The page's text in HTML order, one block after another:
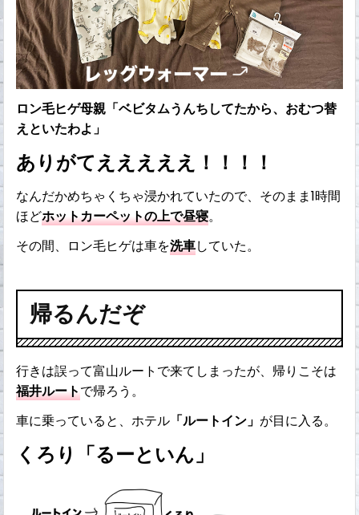
ロン毛ヒゲ母親「ベビタムうんちしてたから、おむつ替
えといたわよ」
ありがてえええええ！！！！
なんだかめちゃくちゃ浸かれていたので、そのまま1時間
ほどホットカーペットの上で昼寝。
その間、ロン毛ヒゲは車を洗車していた。
帰るんだぞ
行きは誤って富山ルートで来てしまったが、帰りこそは
福井ルートで帰ろう。
車に乗っていると、ホテル 「ルートイン」が目に入る。
くろり「るーといん」